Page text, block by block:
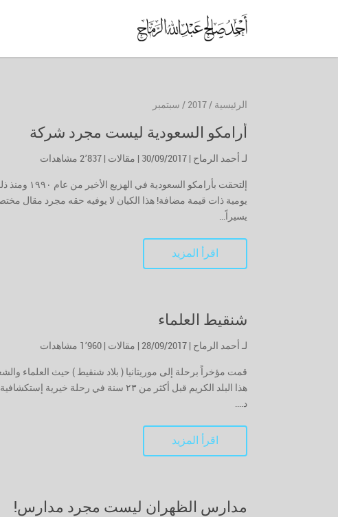
الرئيسية /
2017
/ سبتمبر
أرامكو السعودية ليست مجرد شركة
لـ أحمد الرماح مقالات 2٬837 مشاهدات
إلتحقت
يومية ذات قيمة مضافة! هذا الكيان لا يوفيه حقه مجرد مقال
يسيراً...
اقرأ المزيد
شنقيط العلماء
لـ أحمد الرماح مقالات 1٬960 مشاهدات
قمت مؤخراً برحلة إلى موريتانيا ( بلاد شنقيط ) حيث العلماء
هذا البلد الكريم قبل أكثر من ٢٣ سنة
د....
اقرأ المزيد
مدارس الظهران ليست مجرد مدارس!